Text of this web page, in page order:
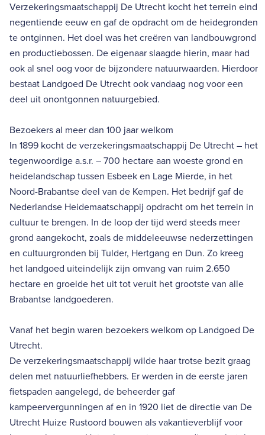
Verzekeringsmaatschappij De Utrecht kocht het terrein eind
negentiende eeuw en gaf de opdracht om de heidegronden
te ontginnen. Het doel was het creëren van landbouwgrond
en productiebossen. De eigenaar slaagde hierin, maar had
ook al snel oog voor de bijzondere natuurwaarden. Hierdoor
bestaat Landgoed De Utrecht ook vandaag nog voor een
deel uit onontgonnen natuurgebied.
Bezoekers al meer dan 100 jaar welkom
In 1899 kocht de verzekeringsmaatschappij De Utrecht – het
tegenwoordige a.s.r. – 700 hectare aan woeste grond en
heidelandschap tussen Esbeek en Lage Mierde, in het
Noord-Brabantse deel van de Kempen. Het bedrijf gaf de
Nederlandse Heidemaatschappij opdracht om het terrein in
cultuur te brengen. In de loop der tijd werd steeds meer
grond aangekocht, zoals de middeleeuwse nederzettingen
en cultuurgronden bij Tulder, Hertgang en Dun. Zo kreeg
het landgoed uiteindelijk zijn omvang van ruim 2.650
hectare en groeide het uit tot veruit het grootste van alle
Brabantse landgoederen.
Vanaf het begin waren bezoekers welkom op Landgoed De
Utrecht.
De verzekeringsmaatschappij wilde haar trotse bezit graag
delen met natuurliefhebbers. Er werden in de eerste jaren
fietspaden aangelegd, de beheerder gaf
kampeervergunningen af en in 1920 liet de directie van De
Utrecht Huize Rustoord bouwen als vakantieverblijf voor